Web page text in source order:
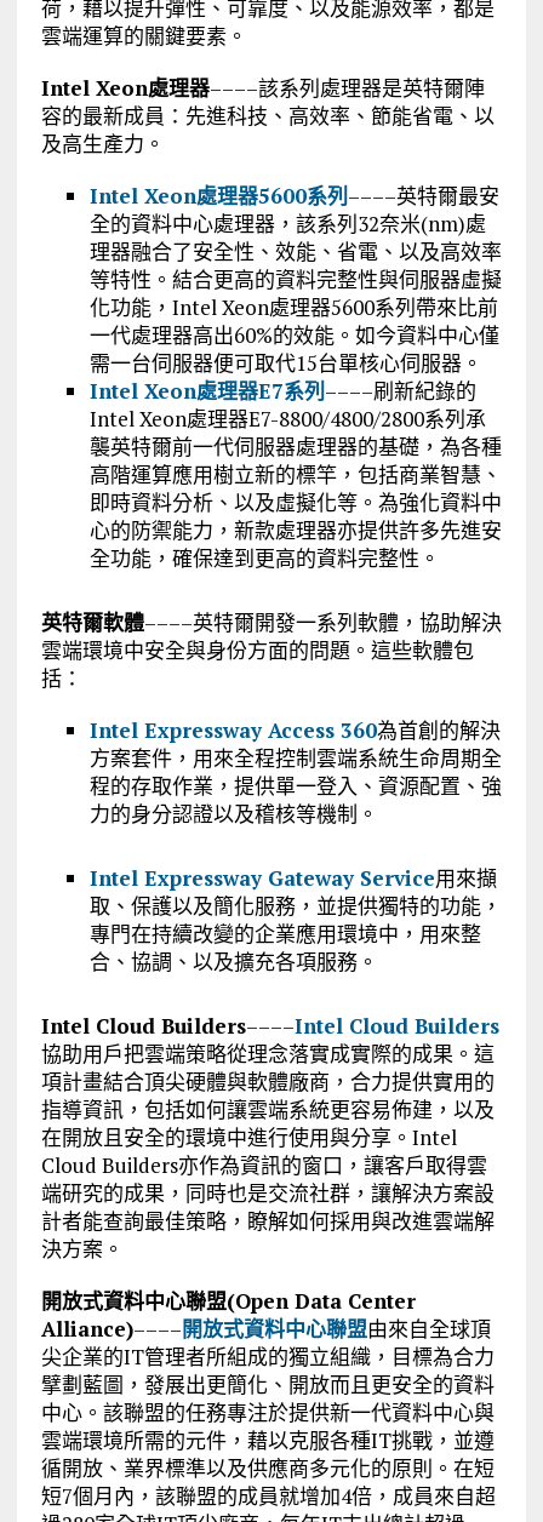
荷，藉以提升彈性、可靠度、以及能源效率，都是
雲端運算的關鍵要素。
Intel Xeon處理器––––該系列處理器是英特爾陣
容的最新成員：先進科技、高效率、節能省電、以
及高生產力。
Intel Xeon處理器5600系列 ––––英特爾最安
全的資料中心處理器，該系列32奈米(nm)處
理器融合了安全性、效能、省電、以及高效率
等特性。結合更高的資料完整性與伺服器虛擬
化功能，Intel Xeon處理器5600系列帶來比前
一代處理器高出60%的效能。如今資料中心僅
需一台伺服器便可取代15台單核心伺服器。
Intel Xeon處理器E7系列 ––––刷新紀錄的
Intel Xeon處理器E7-8800/4800/2800系列承
襲英特爾前一代伺服器處理器的基礎，為各種
高階運算應用樹立新的標竿，包括商業智慧、
即時資料分析、以及虛擬化等。為強化資料中
心的防禦能力，新款處理器亦提供許多先進安
全功能，確保達到更高的資料完整性。
英特爾軟體––––英特爾開發一系列軟體，協助解決
雲端環境中安全與身份方面的問題。這些軟體包
括：
Intel Expressway Access 360為首創的解決
方案套件，用來全程控制雲端系統生命周期全
程的存取作業，提供單一登入、資源配置、強
力的身分認證以及稽核等機制。
Intel Expressway Gateway Service用來擷
取、保護以及簡化服務，並提供獨特的功能，
專門在持續改變的企業應用環境中，用來整
合、協調、以及擴充各項服務。
Intel Cloud Builders––––Intel Cloud Builders
協助用戶把雲端策略從理念落實成實際的成果。這
項計畫結合頂尖硬體與軟體廠商，合力提供實用的
指導資訊，包括如何讓雲端系統更容易佈建，以及
在開放且安全的環境中進行使用與分享。Intel
Cloud Builders亦作為資訊的窗口，讓客戶取得雲
端研究的成果，同時也是交流社群，讓解決方案設
計者能查詢最佳策略，瞭解如何採用與改進雲端解
決方案。
開放式資料中心聯盟(Open Data Center
Alliance)––––開放式資料中心聯盟由來自全球頂
尖企業的IT管理者所組成的獨立組織，目標為合力
擘劃藍圖，發展出更簡化、開放而且更安全的資料
中心。該聯盟的任務專注於提供新一代資料中心與
雲端環境所需的元件，藉以克服各種IT挑戰，並遵
循開放、業界標準以及供應商多元化的原則。在短
短7個月內，該聯盟的成員就增加4倍，成員來自超